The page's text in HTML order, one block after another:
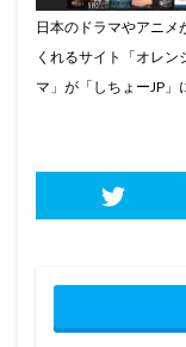
日本のドラマやアニメ
くれるサイト「オレン
マ」が「しちょーJP」